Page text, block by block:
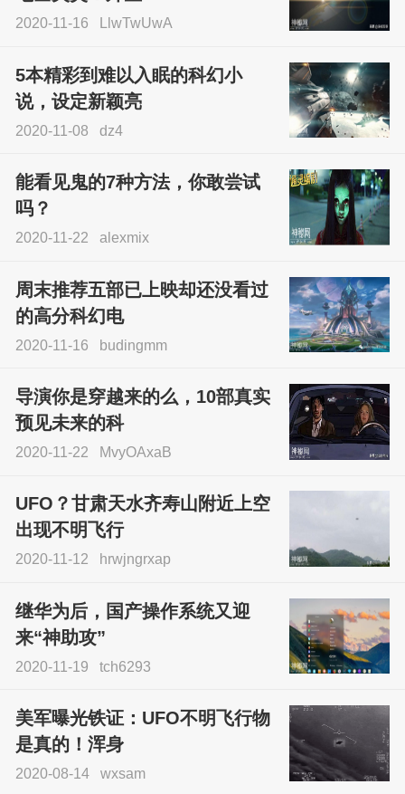
2020-11-16 LlwTwUwA
5本精彩到难以入眠的科幻小
说，设定新颖亮
2020-11-08 dz4
能看见鬼的7种方法，你敢尝试
吗？
2020-11-22 alexmix
周末推荐五部已上映却还没看过
的高分科幻电
2020-11-16 budingmm
导演你是穿越来的么，10部真实
预见未来的科
2020-11-22 MvyOAxaB
UFO？甘肃天水齐寿山附近上空
出现不明飞行
2020-11-12 hrwjngrxap
继华为后，国产操作系统又迎
来“神助攻”
2020-11-19 tch6293
美军曝光铁证：UFO不明飞行物
是真的！浑身
2020-08-14 wxsam